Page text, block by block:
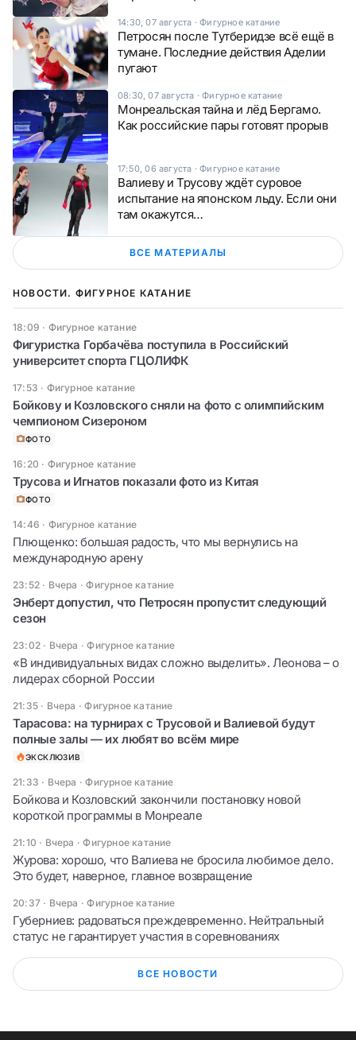
14:30, 07 августа ·Фигурное катание
Петросян после Тутберидзе всё ещё в
тумане. Последние действия Аделии
пугают
08:30, 07 августа ·Фигурное катание
Монреальская тайна и лёд Бергамо.
Как российские пары готовят прорыв
17:50, 06 августа ·Фигурное катание
Валиеву и Трусову ждёт суровое
испытание на японском льду. Если они
там окажутся…
ВСЕ МАТЕРИАЛЫ
НОВОСТИ. ФИГУРНОЕ КАТАНИЕ
18:09 · Фигурное катание
Фигуристка Горбачёва поступила в Российский
университет спорта ГЦОЛИФК
17:53 · Фигурное катание
Бойкову и Козловского сняли на фото с олимпийским
чемпионом Сизероном
ФОТО
16:20 · Фигурное катание
Трусова и Игнатов показали фото из Китая
ФОТО
14:46 · Фигурное катание
Плющенко: большая радость, что мы вернулись на
международную арену
23:52 · Вчера ·Фигурное катание
Энберт допустил, что Петросян пропустит следующий
сезон
23:02 · Вчера ·Фигурное катание
«В индивидуальных видах сложно выделить». Леонова – о
лидерах сборной России
21:35 · Вчера ·Фигурное катание
Тарасова: на турнирах с Трусовой и Валиевой будут
полные залы — их любят во всём мире
ЭКСКЛЮЗИВ
21:33 · Вчера ·Фигурное катание
Бойкова и Козловский закончили постановку новой
короткой программы в Монреале
21:10 · Вчера ·Фигурное катание
Журова: хорошо, что Валиева не бросила любимое дело.
Это будет, наверное, главное возвращение
20:37 · Вчера ·Фигурное катание
Губерниев: радоваться преждевременно. Нейтральный
статус не гарантирует участия в соревнованиях
ВСЕ НОВОСТИ